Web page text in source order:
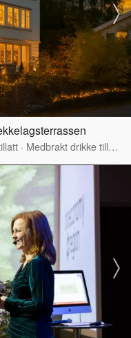
· Medbrakt drikke tillatt